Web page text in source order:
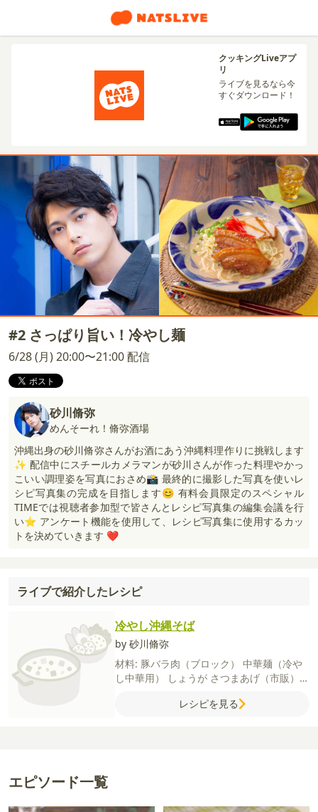
クッキングLiveアプ
リ
ライブを見るなら今
すぐダウンロード！
#2 さっぱり旨い！冷やし麺
6/28 (月) 20:00〜21:00 配信
砂川脩弥
めんそーれ！脩弥酒場
沖縄出身の砂川脩弥さんがお酒にあう沖縄料理作りに挑戦します
✨ 配信中にスチールカメラマンが砂川さんが作った料理やかっ
こいい調理姿を写真におさめ📸 最終的に撮影した写真を使いレ
シピ写真集の完成を目指します😊 有料会員限定のスペシャル
TIMEでは視聴者参加型で皆さんとレシピ写真集の編集会議を行
い⭐️ アンケート機能を使用して、レシピ写真集に使用するカッ
トを決めていきます ❤️
ライブで紹介したレシピ
冷やし沖縄そば
by 砂川脩弥
材料: 豚バラ肉（ブロック） 中華麺（冷や
し中華用）
しょうが さつまあげ（市販）
めんつゆ（3倍濃縮）
レシピを見る
エピソード一覧